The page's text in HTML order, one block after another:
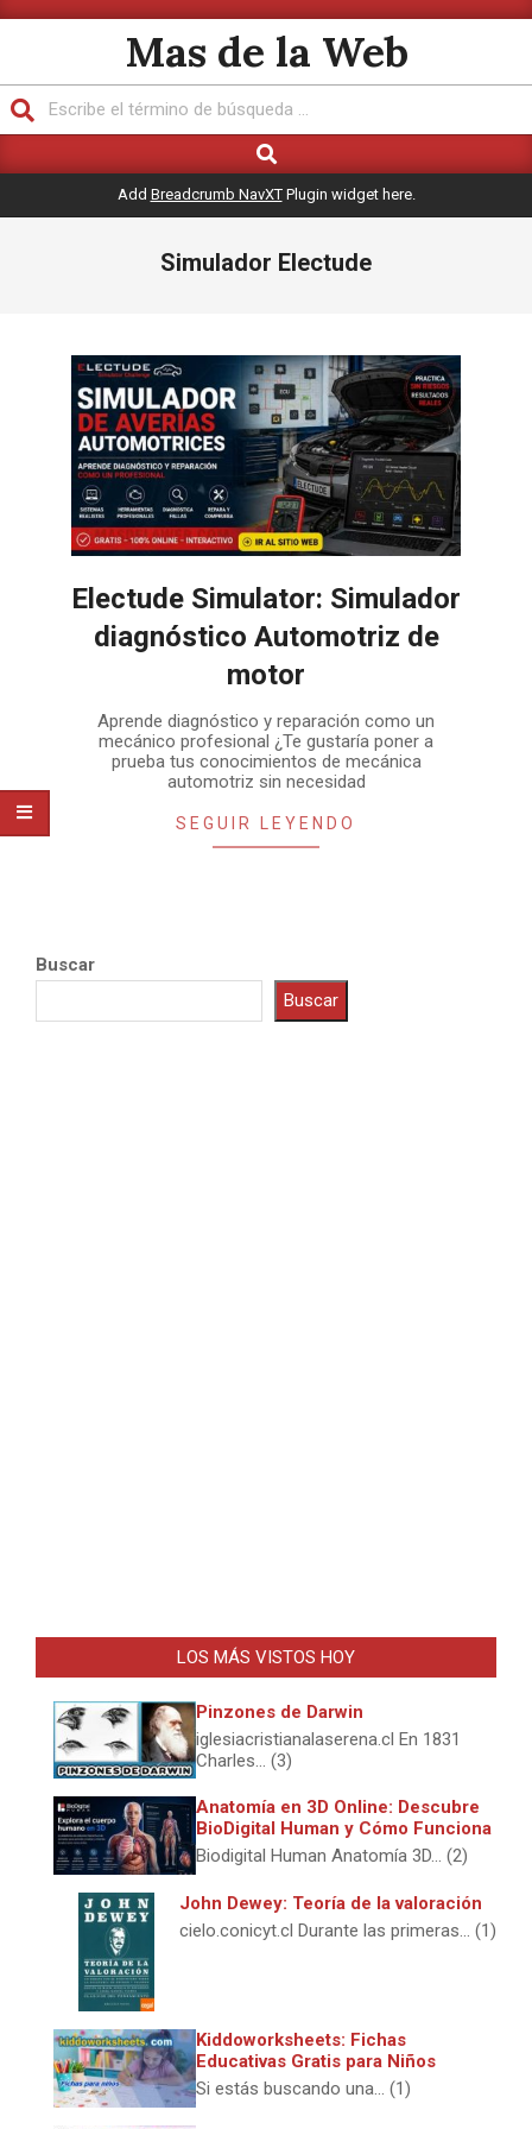
Saltar
Mas de la Web
de
Buscar
Add Breadcrumb NavXTPlugin widget here.
Simulador Electude
Electude Simulator: Simulador
diagnóstico Automotriz de
motor
Aprende diagnóstico y reparación como un
mecánico profesional ¿Te gustaría poner a
prueba tus conocimientos de mecánica
automotriz sin necesidad
SEGUIR LEYENDO
Buscar
Buscar
LOS MÁS VISTOS HOY
Pinzones de Darwin
iglesiacristianalaserena.cl En 1831
Charles... (3)
Anatomía en 3D Online: Descubre
BioDigital Human y Cómo Funciona
Biodigital Human Anatomía 3D... (2)
John Dewey: Teoría de la valoración
cielo.conicyt.cl Durante las primeras... (1)
Kiddoworksheets: Fichas
Educativas Gratis para Niños
Si estás buscando una... (1)